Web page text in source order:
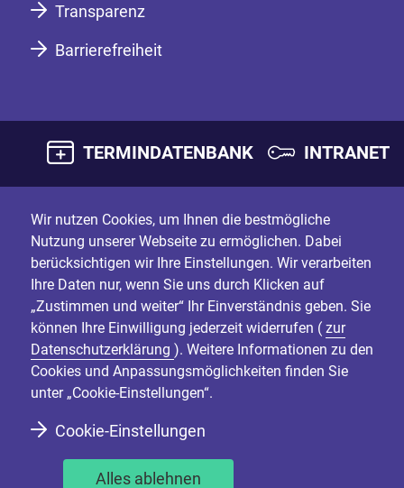
Transparenz
Barrierefreiheit
TERMINDATENBANK INTRANET
Wir nutzen Cookies, um Ihnen die bestmögliche
Nutzung unserer Webseite zu ermöglichen. Dabei
berücksichtigen wir Ihre Einstellungen. Wir verarbeiten
Ihre Daten nur, wenn Sie uns durch Klicken auf
„Zustimmen und weiter“ Ihr Einverständnis geben. Sie
können Ihre Einwilligung jederzeit widerrufen ( zur
Datenschutzerklärung ). Weitere Informationen zu den
Cookies und Anpassungsmöglichkeiten finden Sie
unter „Cookie-Einstellungen“.
Cookie-Einstellungen
Alles ablehnen